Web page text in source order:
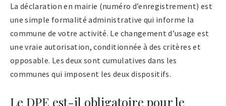
La déclaration en mairie (numéro d’enregistrement) est
une simple formalité administrative qui informe la
commune de votre activité. Le changement d’usage est
une vraie autorisation, conditionnée à des critères et
opposable. Les deux sont cumulatives dans les
communes qui imposent les deux dispositifs.
Le DPE est-il obligatoire pour le